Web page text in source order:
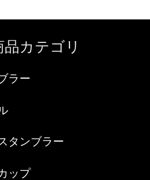
カテゴリ
ラー
タンブラー
ップ